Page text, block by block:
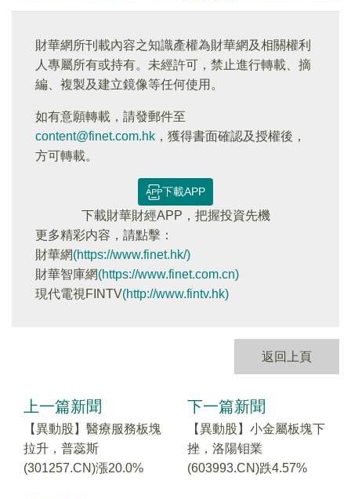
財華網所刊載內容之知識產權為財華網及相關權利
人專屬所有或持有。未經許可，禁止進行轉載、摘
編、複製及建立鏡像等任何使用。
如有意願轉載，請發郵件至
content@finet.com.hk ，獲得書面確認及授權後，
方可轉載。
下載APP
下載財華財經APP，把握投資先機
更多精彩内容，請點擊：
財華網(https://www.finet.hk/)
財華智庫網(https://www.finet.com.cn)
現代電視FINTV(http://www.fintv.hk)
返回上頁
上一篇新聞
【異動股】醫療服務板塊
拉升，普蕊斯
(301257.CN)漲20.0%
下一篇新聞
【異動股】小金屬板塊下
挫，洛陽钼業
(603993.CN)跌4.57%